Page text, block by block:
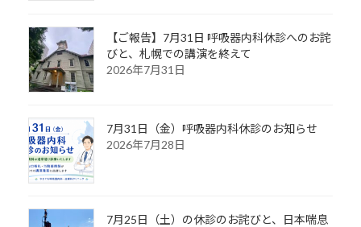
【ご報告】7月31日 呼吸器内科休診へのお詫
びと、札幌での講演を終えて
2026年7月31日
7月31日（金）呼吸器内科休診のお知らせ
2026年7月28日
7月25日（土）の休診のお詫びと、日本喘息